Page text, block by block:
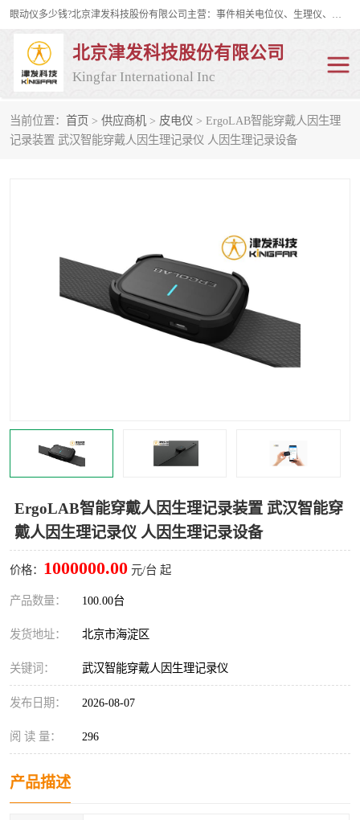
眼动仪多少钱?北京津发科技股份有限公司主营：事件相关电位仪、生理仪、肌电仪、脑电仪、皮电仪、眼动仪；是国家级高新技术企业、科技部认定的科技型中小企业和中关村高新技术企业，具备保密资格，具备自主进出口经营权；自主研发技术、产品与服务荣获多项省部级科学技术奖励、国家发明专利、国家软件著作权和省部级新技术新产品（服务）认证。
北京津发科技股份有限公司
Kingfar International Inc
当前位置： 首页 > 供应商机 > 皮电仪 > ErgoLAB智能穿戴人因生理
记录装置 武汉智能穿戴人因生理记录仪 人因生理记录设备
ErgoLAB智能穿戴人因生理记录装置 武汉智能穿
戴人因生理记录仪 人因生理记录设备
价格： 1000000.00 元/台 起
产品数量： 100.00台
发货地址： 北京市海淀区
关键词： 武汉智能穿戴人因生理记录仪
发布日期： 2026-08-07
阅 读 量： 296
产品描述
皮电仪 脑电仪
行为观察与表情分析 动作捕捉与生物力学
情绪与生理记录 人机交互实验室
神经营销与消费行为实验 车俩与驾驶模拟